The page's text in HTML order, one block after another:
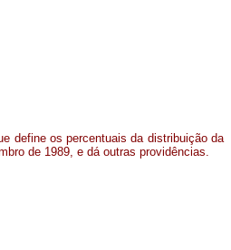
define os percentuais da distribuição da
de 1989, e dá outras providências.